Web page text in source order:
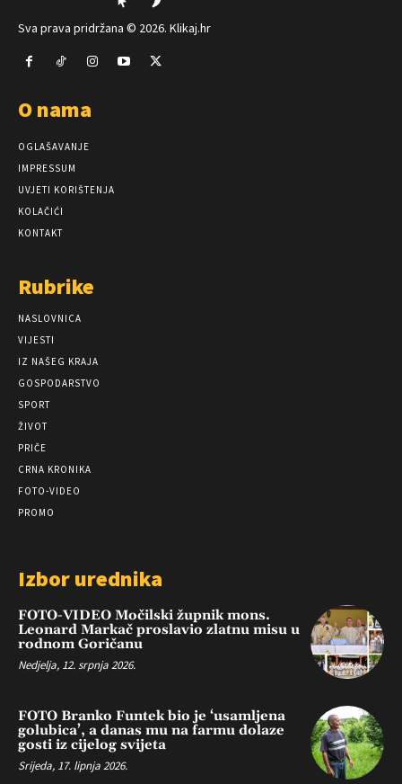
Sva prava pridržana © 2026. Klikaj.hr
O nama
OGLAŠAVANJE
IMPRESSUM
UVJETI KORIŠTENJA
KOLAČIĆI
KONTAKT
Rubrike
NASLOVNICA
VIJESTI
IZ NAŠEG KRAJA
GOSPODARSTVO
SPORT
ŽIVOT
PRIČE
CRNA KRONIKA
FOTO-VIDEO
PROMO
Izbor urednika
FOTO-VIDEO Močilski župnik mons.
Leonard Markač proslavio zlatnu misu u
rodnom Goričanu
Nedjelja, 12. srpnja 2026.
FOTO Branko Funtek bio je ‘usamljena
golubica’, a danas mu na farmu dolaze
gosti iz cijelog svijeta
Srijeda, 17. lipnja 2026.